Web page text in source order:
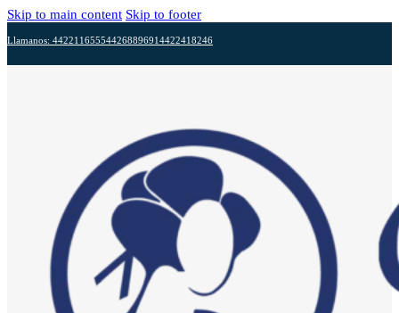
Skip to main content Skip to footer
Llamanos: 442211655544268896914422418246